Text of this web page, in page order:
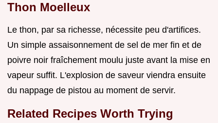
Thon Moelleux
Le thon, par sa richesse, nécessite peu d'artifices.
Un simple assaisonnement de sel de mer fin et de
poivre noir fraîchement moulu juste avant la mise en
vapeur suffit. L'explosion de saveur viendra ensuite
du nappage de pistou au moment de servir.
Related Recipes Worth Trying